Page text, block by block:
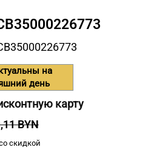
на
день
карту
BYN
скидкой